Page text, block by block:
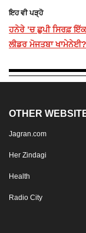
ਇਹ ਵੀ ਪੜ੍ਹੋ
ਹਨੇਰੇ ’ਚ ਛੁਪੀ ਸਿਰਫ਼
ਲੀਡਰ ਮੋਜਤਬਾ ਖਾਮੇਨੇਈ?
OTHER
Jagran.com
Her Zindagi
Health
Radio City